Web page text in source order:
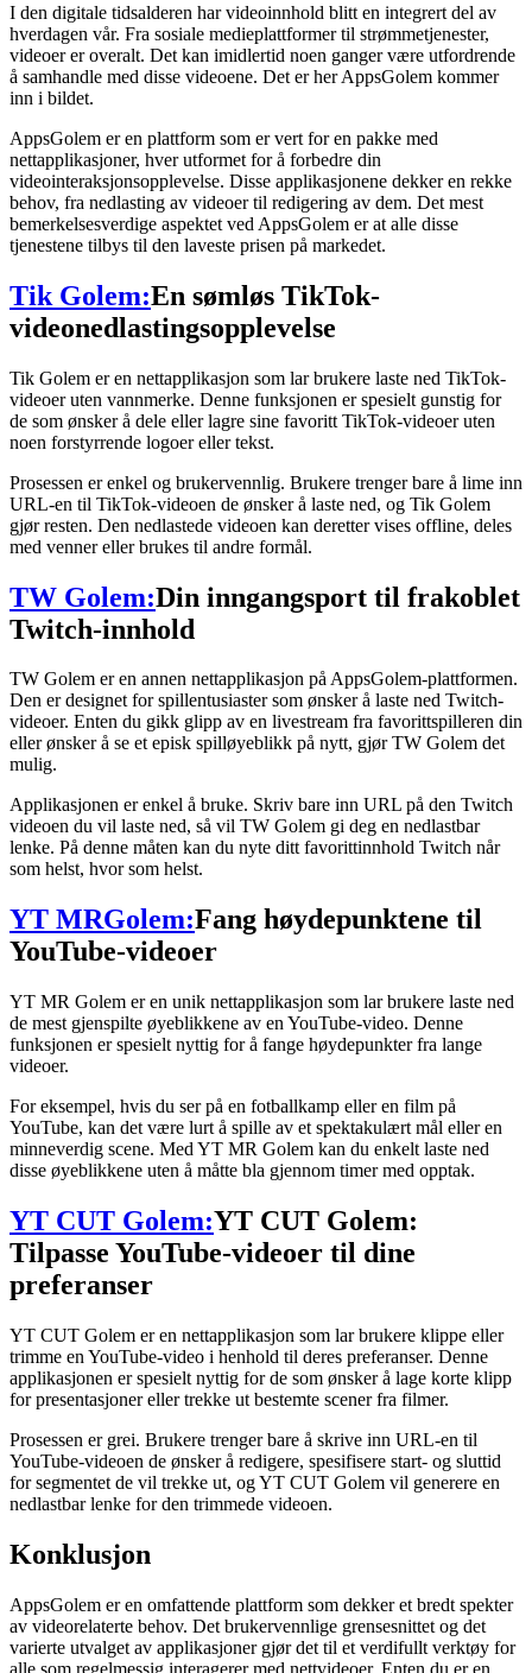
I den digitale tidsalderen har videoinnhold blitt en integrert del av
hverdagen vår. Fra sosiale medieplattformer til strømmetjenester,
videoer er overalt. Det kan imidlertid noen ganger være utfordrende
å samhandle med disse videoene. Det er her AppsGolem kommer
inn i bildet.
AppsGolem er en plattform som er vert for en pakke med
nettapplikasjoner, hver utformet for å forbedre din
videointeraksjonsopplevelse. Disse applikasjonene dekker en rekke
behov, fra nedlasting av videoer til redigering av dem. Det mest
bemerkelsesverdige aspektet ved AppsGolem er at alle disse
tjenestene tilbys til den laveste prisen på markedet.
Tik Golem:En sømløs TikTok-
videonedlastingsopplevelse
Tik Golem er en nettapplikasjon som lar brukere laste ned TikTok-
videoer uten vannmerke. Denne funksjonen er spesielt gunstig for
de som ønsker å dele eller lagre sine favoritt TikTok-videoer uten
noen forstyrrende logoer eller tekst.
Prosessen er enkel og brukervennlig. Brukere trenger bare å lime inn
URL-en til TikTok-videoen de ønsker å laste ned, og Tik Golem
gjør resten. Den nedlastede videoen kan deretter vises offline, deles
med venner eller brukes til andre formål.
TW Golem:Din inngangsport til frakoblet
Twitch-innhold
TW Golem er en annen nettapplikasjon på AppsGolem-plattformen.
Den er designet for spillentusiaster som ønsker å laste ned Twitch-
videoer. Enten du gikk glipp av en livestream fra favorittspilleren din
eller ønsker å se et episk spilløyeblikk på nytt, gjør TW Golem det
mulig.
Applikasjonen er enkel å bruke. Skriv bare inn URL på den Twitch
videoen du vil laste ned, så vil TW Golem gi deg en nedlastbar
lenke. På denne måten kan du nyte ditt favorittinnhold Twitch når
som helst, hvor som helst.
YT MRGolem:Fang høydepunktene til
YouTube-videoer
YT MR Golem er en unik nettapplikasjon som lar brukere laste ned
de mest gjenspilte øyeblikkene av en YouTube-video. Denne
funksjonen er spesielt nyttig for å fange høydepunkter fra lange
videoer.
For eksempel, hvis du ser på en fotballkamp eller en film på
YouTube, kan det være lurt å spille av et spektakulært mål eller en
minneverdig scene. Med YT MR Golem kan du enkelt laste ned
disse øyeblikkene uten å måtte bla gjennom timer med opptak.
YT CUT Golem:YT CUT Golem:
Tilpasse YouTube-videoer til dine
preferanser
YT CUT Golem er en nettapplikasjon som lar brukere klippe eller
trimme en YouTube-video i henhold til deres preferanser. Denne
applikasjonen er spesielt nyttig for de som ønsker å lage korte klipp
for presentasjoner eller trekke ut bestemte scener fra filmer.
Prosessen er grei. Brukere trenger bare å skrive inn URL-en til
YouTube-videoen de ønsker å redigere, spesifisere start- og sluttid
for segmentet de vil trekke ut, og YT CUT Golem vil generere en
nedlastbar lenke for den trimmede videoen.
Konklusjon
AppsGolem er en omfattende plattform som dekker et bredt spekter
av videorelaterte behov. Det brukervennlige grensesnittet og det
varierte utvalget av applikasjoner gjør det til et verdifullt verktøy for
alle som regelmessig interagerer med nettvideoer. Enten du er en